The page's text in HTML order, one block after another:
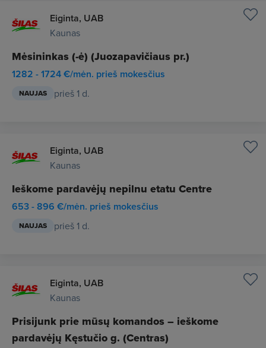
Eiginta, UAB
Kaunas
Mėsininkas (-ė) (Juozapavičiaus pr.)
1282 - 1724 €/mėn. prieš mokesčius
NAUJAS prieš 1 d.
Eiginta, UAB
Kaunas
Ieškome pardavėjų nepilnu etatu Centre
653 - 896 €/mėn. prieš mokesčius
NAUJAS prieš 1 d.
Eiginta, UAB
Kaunas
Prisijunk prie mūsų komandos – ieškome
pardavėjų Kęstučio g. (Centras)